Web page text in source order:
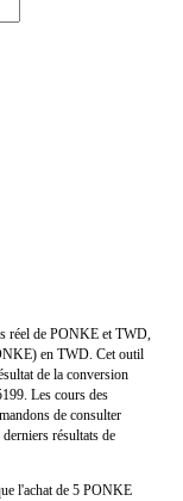
réel de PONKE et TWD,
en TWD. Cet outil
de la conversion
Les cours des
de consulter
résultats de
l'achat de 5 PONKE